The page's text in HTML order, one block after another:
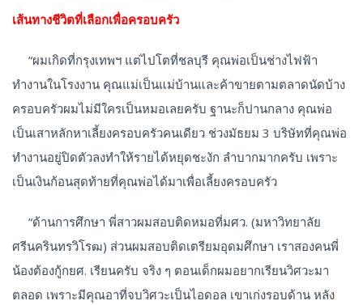
เส้นทางชีวิตที่เลือกเพื่อครอบครัว
“ผมเกิดที่กรุงเทพฯ แต่ไปโตที่ชลบุรี คุณพ่อเป็นช่างไฟฟ้า
ทำงานในโรงงาน คุณแม่เป็นแม่บ้านและค้าขายตามตลาดนัดบ้าง
ครอบครัวผมไม่มีใครเป็นหมอเลยครับ ฐานะก็ปานกลาง คุณพ่อ
เป็นเสาหลักหาเลี้ยงครอบครัวคนเดียว ช่วงมัธยม 3 บริษัทที่คุณพ่อ
ทำงานอยู่ปิดตัวลงทำให้รายได้หยุดชะงัก ลำบากมากครับ เพราะ
เป็นเงินก้อนสุดท้ายที่คุณพ่อได้มาเพื่อเลี้ยงครอบครัว
“ด้านการศึกษา พี่สาวผมสอบติดหมอที่มศว. (มหาวิทยาลัย
ศรีนครินทรวิโรฒ) ส่วนผมสอบติดเตรียมอุดมศึกษา เราสองคนพี่
น้องต้องกู้กยศ. เรียนครับ จริง ๆ ตอนเด็กผมอยากเรียนวิศวะมา
ตลอด เพราะมีคุณอาที่จบวิศวะเป็นไอดอล เขาเก่งรอบด้าน หลัง